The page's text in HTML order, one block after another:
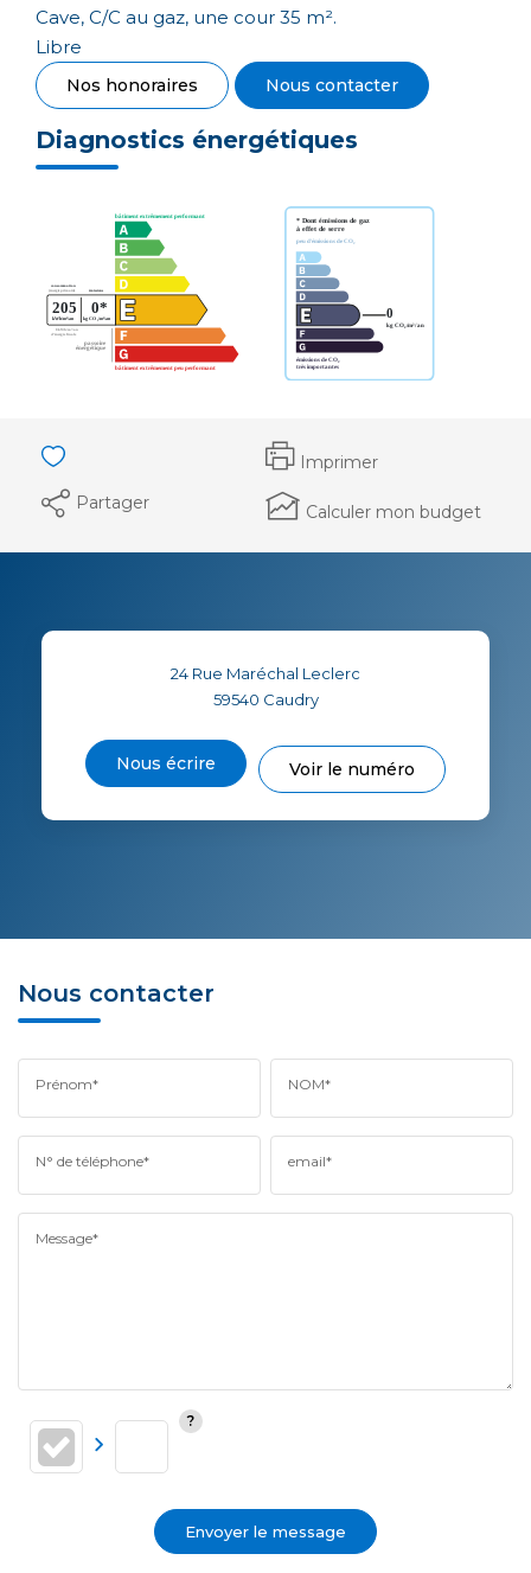
Cave, C/C au gaz, une cour 35 m².
Libre
Nos honoraires Nous contacter
Diagnostics énergétiques
Imprimer
Partager
Calculer mon budget
24 Rue Maréchal Leclerc
59540 Caudry
Nous écrire Voir le numéro
Nous contacter
Prénom* NOM*
N° de téléphone* email*
Message*
Envoyer le message